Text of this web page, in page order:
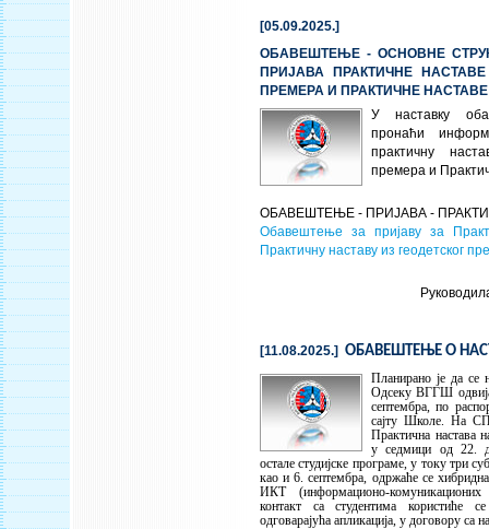
[05.09.2025.]
ОБАВЕШТЕЊЕ - ОСНОВНЕ
ПРИЈАВА ПРАКТИЧНЕ
ПРЕМЕРА И ПРАКТИЧНЕ НАСТАВЕ
У наставку
пронаћи
практичну
премера и
ОБАВЕШТЕЊЕ - ПРИЈАВА -
Обавештење за пријаву за
Практичну наставу из геодетског
[11.08.2025.] ОБАВЕШТЕЊЕ О
Планирано је да се
Одсеку ВГГШ
септембра, по
сајту Школе. На СП
Практична настава
у седмици од 22.
остале студијске програме, у току три
као и 6. септембра, одржаће се
ИКТ (информационо-
контакт са студентима користиће
одговарајућа апликација, у договору са